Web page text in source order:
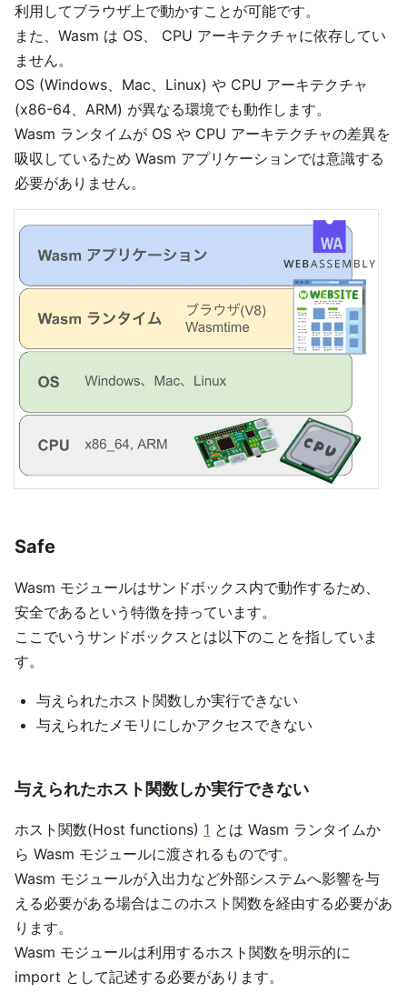
利用してブラウザ上で動かすことが可能です。
また、Wasm は OS、 CPU アーキテクチャに依存してい
ません。
OS (Windows、Mac、Linux) や CPU アーキテクチャ
(x86-64、ARM) が異なる環境でも動作します。
Wasm ランタイムが OS や CPU アーキテクチャの差異を
吸収しているため Wasm アプリケーションでは意識する
必要がありません。
Safe
Wasm モジュールはサンドボックス内で動作するため、
安全であるという特徴を持っています。
ここでいうサンドボックスとは以下のことを指していま
す。
与えられたホスト関数しか実行できない
与えられたメモリにしかアクセスできない
与えられたホスト関数しか実行できない
ホスト関数(Host functions) 1 とは Wasm ランタイムか
ら Wasm モジュールに渡されるものです。
Wasm モジュールが入出力など外部システムへ影響を与
える必要がある場合はこのホスト関数を経由する必要があ
ります。
Wasm モジュールは利用するホスト関数を明示的に
import として記述する必要があります。